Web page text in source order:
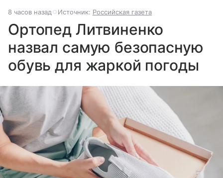
8 часов назад Источник: Российская газета
Ортопед Литвиненко
назвал самую безопасную
обувь для жаркой погоды